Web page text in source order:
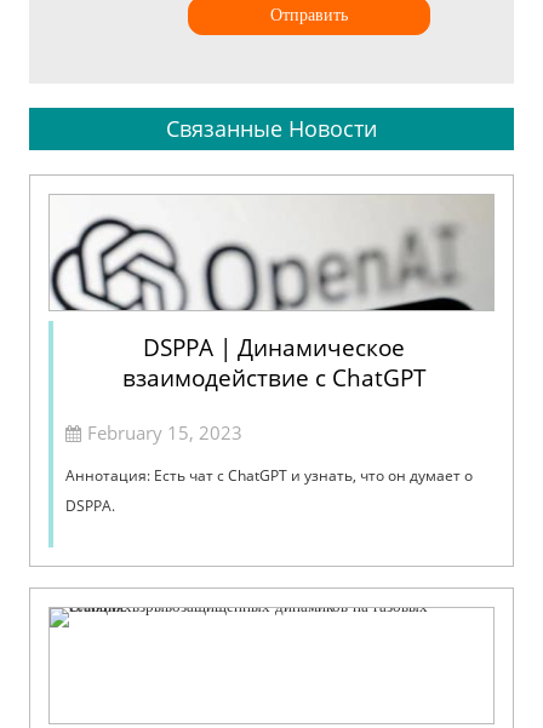
Отправить
Связанные Новости
DSPPA | Динамическое
взаимодействие с ChatGPT
February 15, 2023
Аннотация: Есть чат с ChatGPT и узнать, что он думает о
DSPPA.